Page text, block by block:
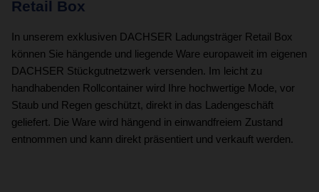
Retail Box
In unserem exklusiven DACHSER Ladungsträger Retail Box
können Sie hängende und liegende Ware europaweit im eigenen
DACHSER Stückgutnetzwerk versenden. Im leicht zu
handhabenden Rollcontainer wird Ihre hochwertige Mode, vor
Staub und Regen geschützt, direkt in das Ladengeschäft
geliefert. Die Ware wird hängend in einwandfreiem Zustand
entnommen und kann direkt präsentiert und verkauft werden.